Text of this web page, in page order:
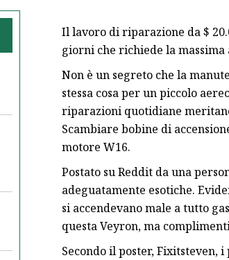
Il lavoro di riparazione da $
giorni che richiede la
Non è un segreto che la
stessa cosa per un piccolo
riparazioni quotidiane
Scambiare bobine di
motore W16.
Postato su Reddit da una
adeguatamente esotiche.
si accendevano male a tutto
questa Veyron, ma
Secondo il poster, Fixitsteven,